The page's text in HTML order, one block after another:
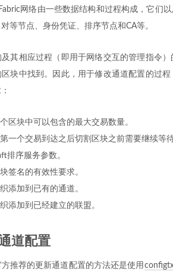
网络由一些数据结构和过程构成，它们
等节点、身份凭证、排序节点和CA等。
其相应过程（即用于网络交互的管理指令
块中找到。因此，用于修改通道配置的过
区块中可以包含的最大交易数量。
一个交易到达之后切割区块之前需要继续等
排序服务参数。
签名的有效性要求。
添加到已有的通道。
添加到已经建立的联盟。
道配置
推荐的更新通道配置的方法还是使用